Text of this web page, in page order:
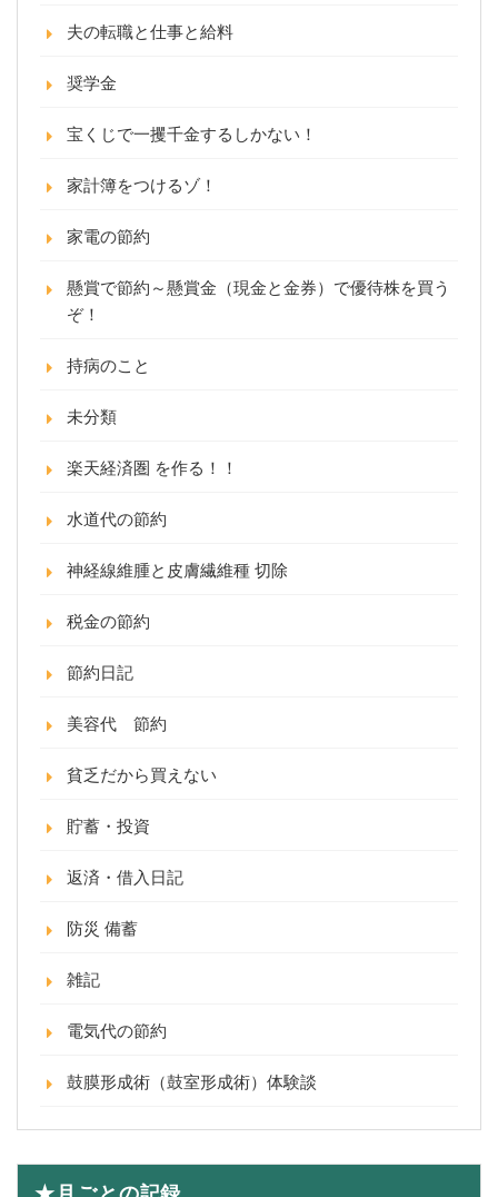
夫の転職と仕事と給料
奨学金
宝くじで一攫千金するしかない！
家計簿をつけるゾ！
家電の節約
懸賞で節約～懸賞金（現金と金券）で優待株を買う
ぞ！
持病のこと
未分類
楽天経済圏 を作る！！
水道代の節約
神経線維腫と皮膚繊維種 切除
税金の節約
節約日記
美容代 節約
貧乏だから買えない
貯蓄・投資
返済・借入日記
防災 備蓄
雑記
電気代の節約
鼓膜形成術（鼓室形成術）体験談